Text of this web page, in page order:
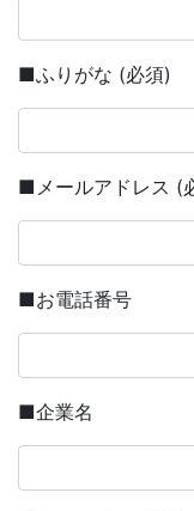
■ふりがな (必須)
■メールアドレス (
■お電話番号
■企業名